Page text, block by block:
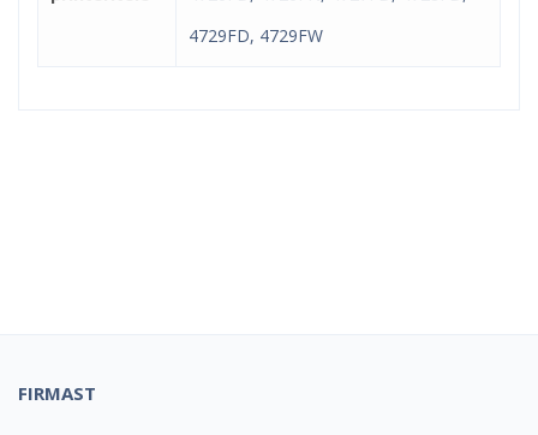
4729FD, 4729FW
FIRMAST